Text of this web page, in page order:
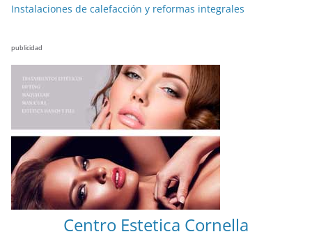
Instalaciones de calefacción y reformas integrales
publicidad
Centro Estetica Cornella